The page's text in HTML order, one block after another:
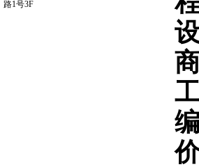
路1号3F